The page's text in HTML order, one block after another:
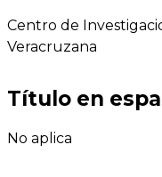
Centro de
Veracruzana
Título en
No aplica